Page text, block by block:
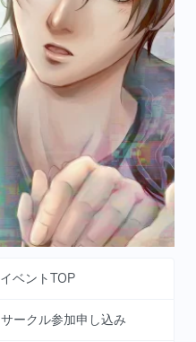
イベントTOP
サークル参加申し込み